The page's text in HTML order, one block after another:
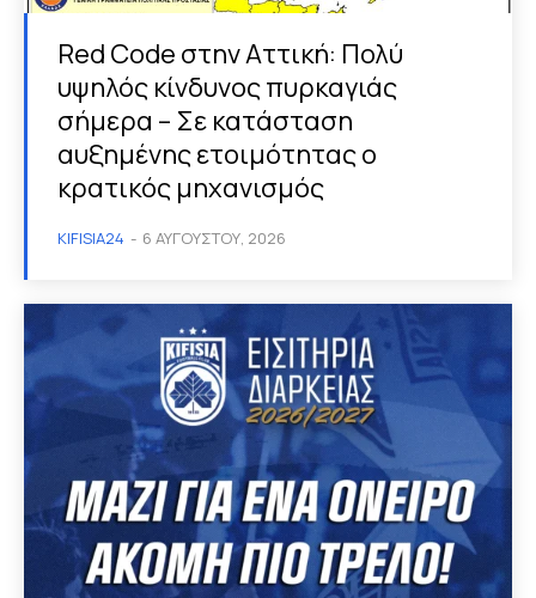
Red Code στην Αττική: Πολύ
υψηλός κίνδυνος πυρκαγιάς
σήμερα – Σε κατάσταση
αυξημένης ετοιμότητας ο
κρατικός μηχανισμός
KIFISIA24 - 6 ΑΥΓΟΎΣΤΟΥ, 2026